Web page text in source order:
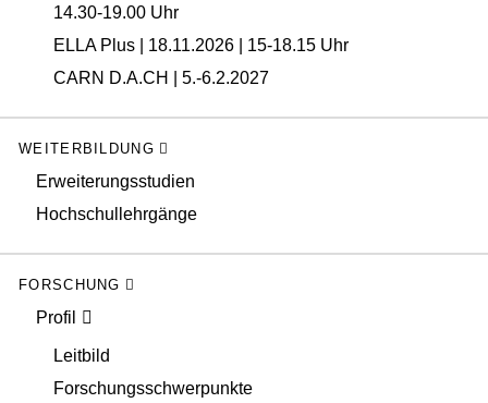
14.30-19.00 Uhr
ELLA Plus | 18.11.2026 | 15-18.15 Uhr
CARN D.A.CH | 5.-6.2.2027
WEITERBILDUNG
Erweiterungsstudien
Hochschullehrgänge
FORSCHUNG
Profil
Leitbild
Forschungsschwerpunkte